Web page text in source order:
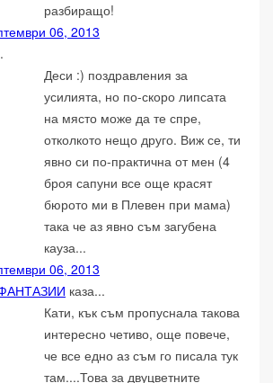
разбиращо!
06, 2013
Деси :) поздравления за
усилията, но по-скоро липсата
на място може да те спре,
отколкото нещо друго. Виж се, ти
явно си по-практична от мен (4
броя сапуни все още красят
бюрото ми в Плевен при мама)
така че аз явно съм загубена
кауза...
06, 2013
каза...
Кати, кък съм пропуснала такова
интересно четиво, още повече,
че все едно аз съм го писала тук
там....Това за двуцветните